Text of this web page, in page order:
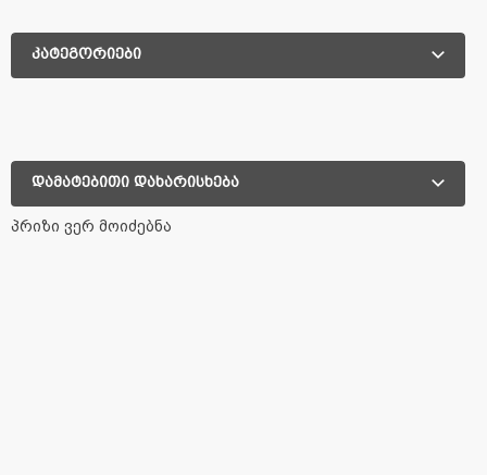
კატეგორიები
დამატებითი დახარისხება
პრიზი ვერ მოიძებნა